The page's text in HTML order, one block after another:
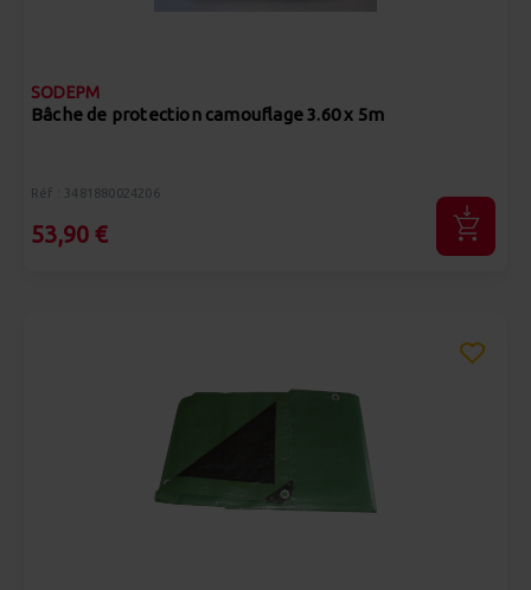
SODEPM
Bâche de protection camouflage 3.60 x 5m
Réf : 3481880024206
53,90 €